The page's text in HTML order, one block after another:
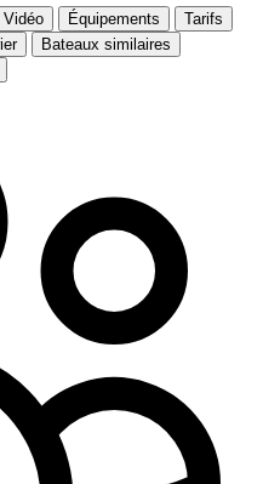
Vidéo Équipements
Tarifs
Bateaux similaires